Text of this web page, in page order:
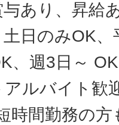
あり、昇給
土日のみOK
、週3日～
ルバイト歓
時間勤務の